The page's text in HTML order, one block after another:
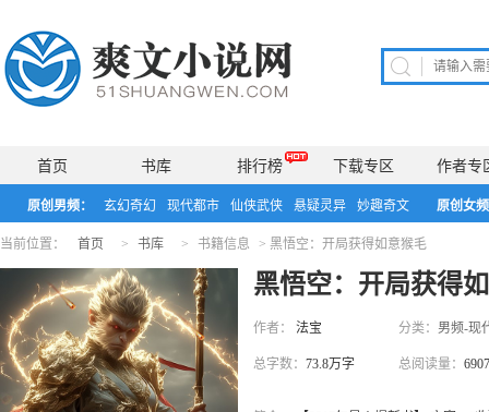
首页 书库 排行榜 下载专区 作者专
原创男频： 玄幻奇幻 现代都市 仙侠武侠 悬疑灵异 妙趣奇文 原创女
当前位置： 首页 > 书库 > 书籍信息 > 黑悟空：开局获得如意猴毛
黑悟空：开局获得
作者： 法宝
总字数： 73.8万字
分类： 男频-现
总阅读量：